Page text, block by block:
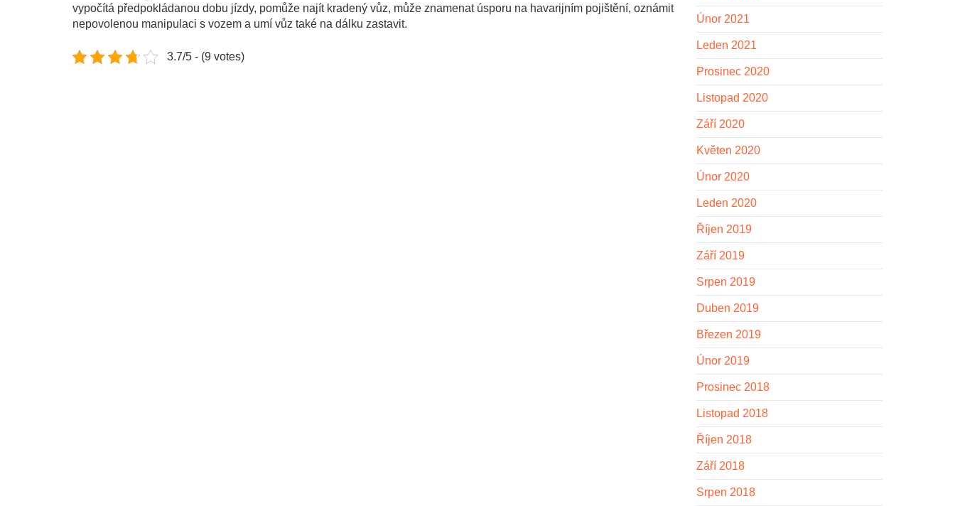
vypočítá předpokládanou dobu jízdy, pomůže najít kradený vůz, může znamenat úsporu na havarijním pojištění, oznámit
nepovolenou manipulaci s vozem a umí vůz také na dálku zastavit.
3.7/5 - (9 votes)
Únor 2021
Leden 2021
Prosinec 2020
Listopad 2020
Září 2020
Květen 2020
Únor 2020
Leden 2020
Říjen 2019
Září 2019
Srpen 2019
Duben 2019
Březen 2019
Únor 2019
Prosinec 2018
Listopad 2018
Říjen 2018
Září 2018
Srpen 2018